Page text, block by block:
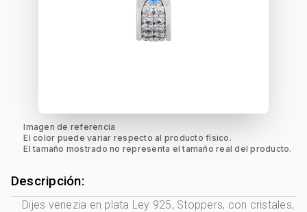
Imagen de referencia
El color puede variar respecto al producto físico.
El tamaño mostrado no representa el tamaño real del producto.
Descripción:
Dijes venezia en plata Ley 925, Stoppers, con cristales,